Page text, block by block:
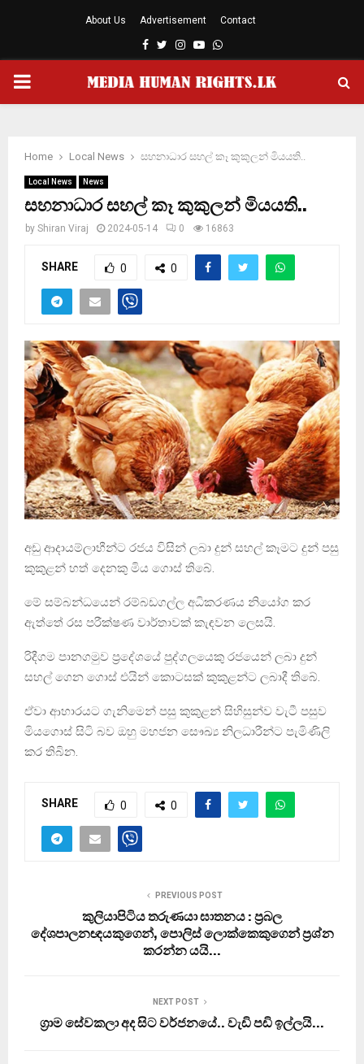
About Us Advertisement Contact
Facebook
TwitterInstagram
YoutubeWhatsapp
PRIMARY
Home Local News සහනාධාර සහල් කෑ කුකුලන් මියයති..
Local News News
සහනාධාර සහල් කෑ කුකුලන් මියයති..
by Shiran Viraj 2024-05-14 0 16863
SHARE 0 0
අඩු ආදායම්ලාභීන්ට රජය විසින් ලබා දුන් සහල් කෑමට දුන් පසු
කුකුළන් හත් දෙනකු මිය ගොස් තිබේ.
මේ සම්බන්ධයෙන් රම්බඩගල්ල අධිකරණය නියෝග කර
ඇත්තේ රස පරීක්ෂණ වාර්තාවක් කැඳවන ලෙසයි.
රිදීගම පානගමුව ප්‍රදේශයේ පුද්ගලයෙකු රජයෙන් ලබා දුන්
සහල් ගෙන ගොස් එයින් කොටසක් කුකුළන්ට ලබාදී තිබේ.
ඒවා ආහාරයට ගැනිමෙන් පසු කුකුළන් සිහිසුන්ව වැටී පසුව
මියගොස් සිටි බව ඔහු මහජන සෞඛ්‍ය නිලධාරීන්ට පැමිණිලි
කර තිබින.
SHARE 0 0
PREVIOUS POST
කුලියාපිටිය තරුණයා ඝාතනය : ප‍්‍රබල
දේශපාලනඥයකුගෙන්, පොලිස් ලොක්කෙකුගෙන් ප්‍රශ්න
කරන්න යයි…
NEXT POST
ග‍්‍රාම සේවකලා අද සිට වර්ජනයේ.. වැඩි පඩි ඉල්ලයි…